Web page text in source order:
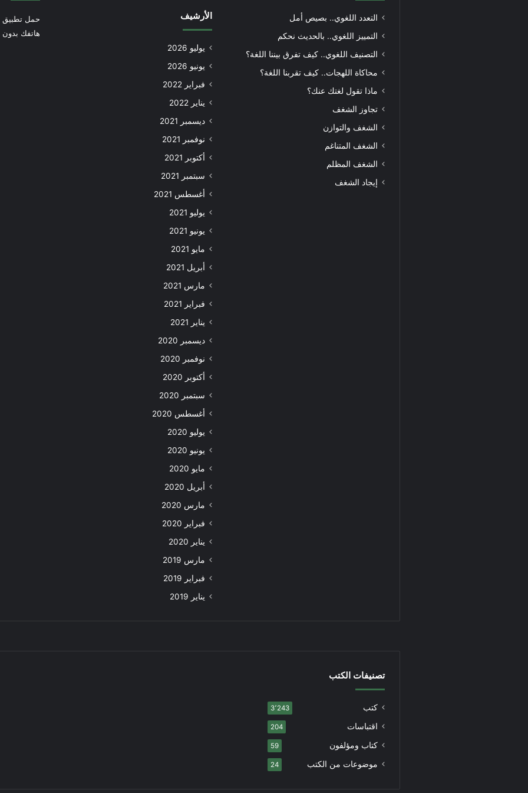
التعدد اللغوي.. بصيص أمل
التمييز اللغوي.. بالحديث نحكم
التصنيف اللغوي.. كيف تفرق بيننا اللغة؟
محاكاة اللهجات.. كيف تقربنا اللغة؟
ماذا تقول لغتك عنك؟
تجاوز الشغف
الشغف والتوازن
الشغف المتناغم
الشغف المظلم
إيجاد الشغف
الأرشيف
يوليو 2026
يونيو 2026
فبراير 2022
يناير 2022
ديسمبر 2021
نوفمبر 2021
أكتوبر 2021
سبتمبر 2021
أغسطس 2021
يوليو 2021
يونيو 2021
مايو 2021
أبريل 2021
مارس 2021
فبراير 2021
يناير 2021
ديسمبر 2020
نوفمبر 2020
أكتوبر 2020
سبتمبر 2020
أغسطس 2020
يوليو 2020
يونيو 2020
مايو 2020
أبريل 2020
مارس 2020
فبراير 2020
يناير 2020
مارس 2019
فبراير 2019
يناير 2019
حمل تطبيق
هاتفك بدون
تصنيفات الكتب
كتب 3٬243
اقتباسات 204
كتاب ومؤلفون 59
موضوعات من الكتب 24